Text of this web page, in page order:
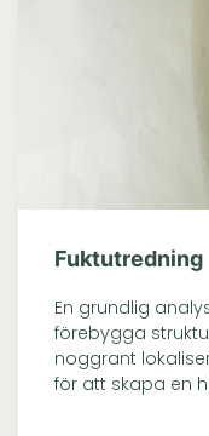
Fuktutredning
En grundlig
förebygga
noggrant
för att skapa en